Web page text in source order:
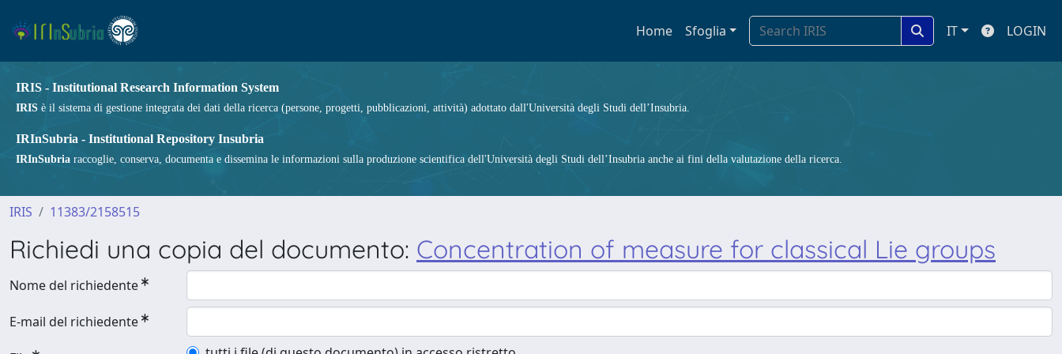
Home Sfoglia IT LOGIN
IRIS - Institutional Research Information System
IRIS è il sistema di gestione integrata dei dati della ricerca (persone, progetti, pubblicazioni, attività) adottato dall'Università degli Studi dell’Insubria.
IRInSubria - Institutional Repository Insubria
IRInSubria raccoglie, conserva, documenta e dissemina le informazioni sulla produzione scientifica dell'Università degli Studi dell’Insubria anche ai fini della valutazione della ricerca.
IRIS 11383/2158515
Richiedi una copia del documento: Concentration of measure for classical Lie groups
Nome del richiedente
E-mail del richiedente